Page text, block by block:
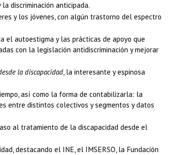
discriminación anticipada.
y los jóvenes, con algún trastorno del espectro
el autoestigma y las prácticas de apoyo que
con la legislación antidiscriminación y mejorar
la discapacidad, la interesante y espinosa
así como la forma de contabilizarla: la
entre distintos colectivos y segmentos y datos
al tratamiento de la discapacidad desde el
destacando el INE, el IMSERSO, la Fundación